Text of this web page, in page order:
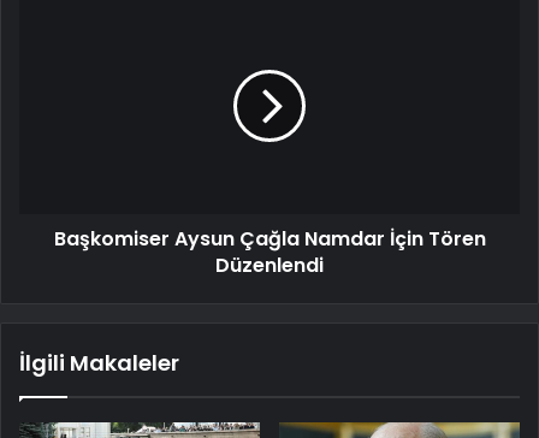
Başkomiser Aysun Çağla Namdar İçin Tören
Düzenlendi
İlgili Makaleler